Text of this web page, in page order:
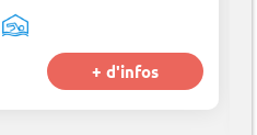
+ d'infos